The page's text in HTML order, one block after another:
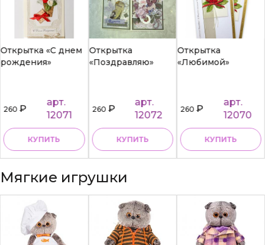
Открытка «С днем
рождения»
260₽
арт.
12071
КУПИТЬ
Открытка
«Поздравляю»
260₽
арт.
12072
КУПИТЬ
Открытка
«Любимой»
260₽
арт.
12070
КУПИТЬ
Мягкие игрушки